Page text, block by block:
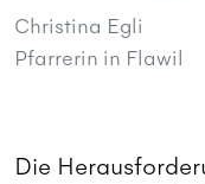
Christina Egli
Pfarrerin in Flawil
Die